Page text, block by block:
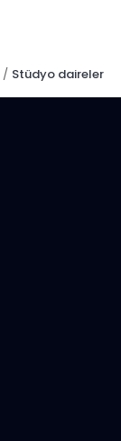
/ Stüdyo daireler